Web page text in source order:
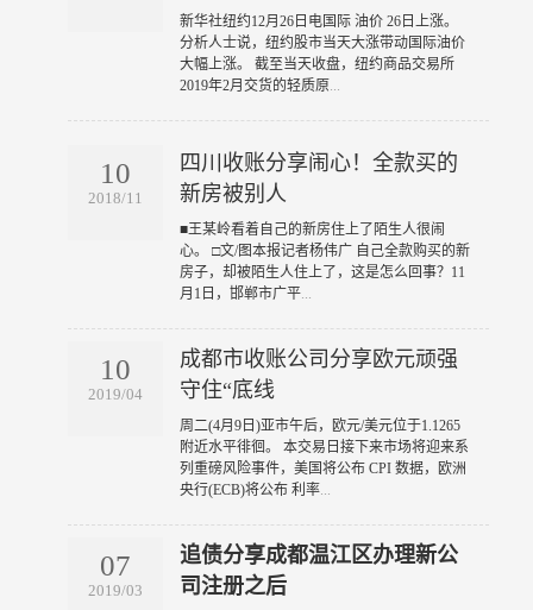
​新华社纽约12月26日电国际 油价 26日上涨。
分析人士说，纽约股市当天大涨带动国际油价
大幅上涨。 截至当天收盘，纽约商品交易所
2019年2月交货的轻质原...
10
2018/11
四川收账分享闹心！全款买的
新房被别人
​■王某岭看着自己的新房住上了陌生人很闹
心。 □文/图本报记者杨伟广 自己全款购买的新
房子，却被陌生人住上了，这是怎么回事？11
月1日，邯郸市广平...
10
2019/04
成都市收账公司分享欧元顽强
守住“底线
​周二(4月9日)亚市午后，欧元/美元位于1.1265
附近水平徘徊。 本交易日接下来市场将迎来系
列重磅风险事件，美国将公布 CPI 数据，欧洲
央行(ECB)将公布 利率...
07
2019/03
追债分享成都温江区办理新公
司注册之后